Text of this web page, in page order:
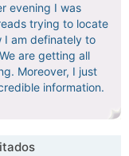
evening I was
trying to locate
I am definately to
are getting all
Moreover, I just
information.